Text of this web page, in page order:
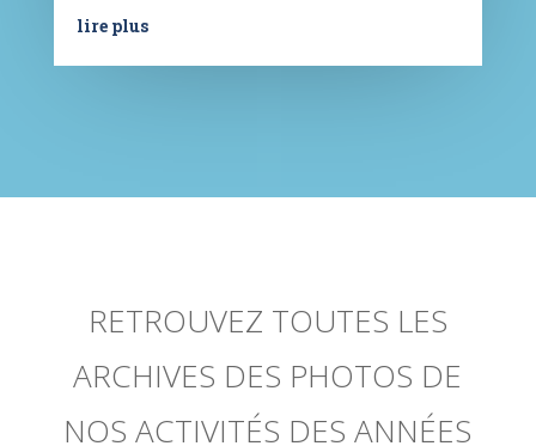
lire plus
RETROUVEZ TOUTES LES
ARCHIVES DES PHOTOS DE
NOS ACTIVITÉS DES ANNÉES